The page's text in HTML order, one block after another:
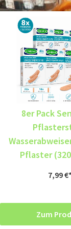
8er Pack
Pflaster
7,99€
Zum